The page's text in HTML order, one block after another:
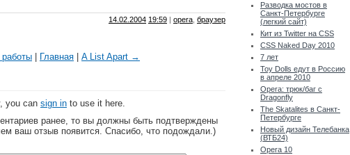
14.02.2004 19:59 | opera браузер
Главная A List Apart →
you can sign in to use it here.
ранее, то вы должны быть подтверждены
ваш отзыв появится. Спасибо, что подождали.)
Разводка мостов в
Санкт-Петербурге
(легкий сайт)
Кит из Twitter на CSS
CSS Naked Day 2010
7 лет
Toy Dolls едут в Россию
в апреле 2010
Opera: трюк/баг с
Dragonfly
The Skatalites в Санкт-
Петербурге
Новый дизайн Телебанка
(ВТБ24)
Opera 10